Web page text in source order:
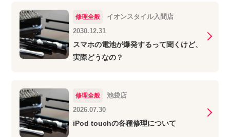
修理全般
イオンスタイル入間店
2030.12.31
スマホの電池が爆発するって聞くけど、
実際どうなの？
修理全般
池袋店
2026.07.30
iPod touchの各種修理について